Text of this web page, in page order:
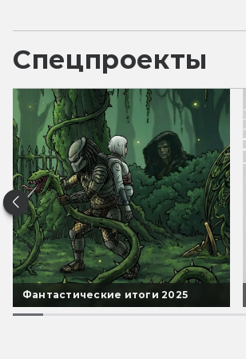
Спецпроекты
Фантастические итоги 2025